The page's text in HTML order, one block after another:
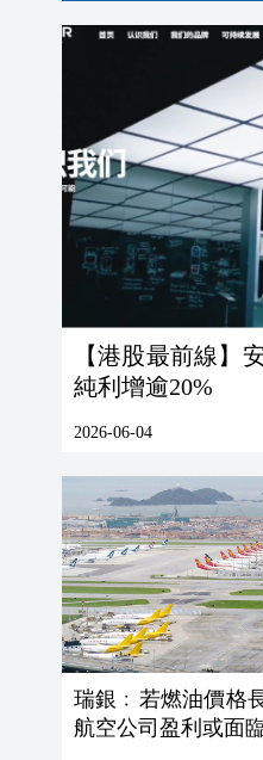
【港股最前線】
純利增逾20%
2026-06-04
瑞銀﹕若燃油價格
航空公司盈利或面